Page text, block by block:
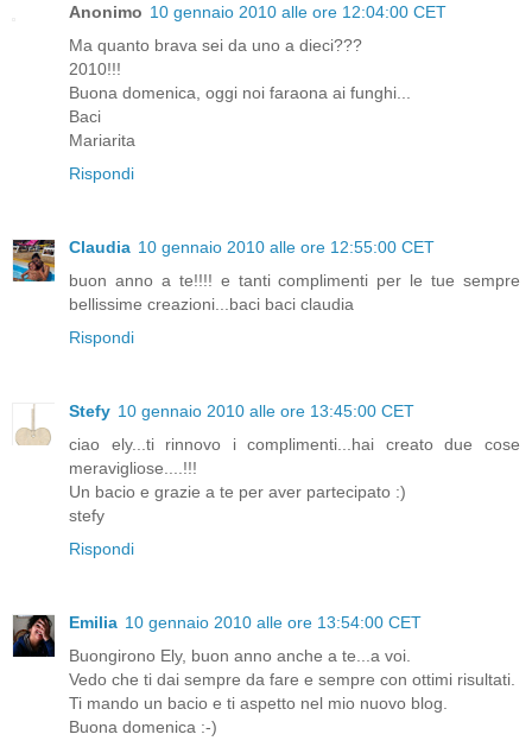
Anonimo 10 gennaio 2010 alle ore 12:04:00 CET
Ma quanto brava sei da uno a dieci???
2010!!!
Buona domenica, oggi noi faraona ai funghi...
Baci
Mariarita
Rispondi
Claudia 10 gennaio 2010 alle ore 12:55:00 CET
buon anno a te!!!! e tanti complimenti per le tue sempre
bellissime creazioni...baci baci claudia
Rispondi
Stefy 10 gennaio 2010 alle ore 13:45:00 CET
ciao ely...ti rinnovo i complimenti...hai creato due cose
meravigliose....!!!
Un bacio e grazie a te per aver partecipato :)
stefy
Rispondi
Emilia 10 gennaio 2010 alle ore 13:54:00 CET
Buongirono Ely, buon anno anche a te...a voi.
Vedo che ti dai sempre da fare e sempre con ottimi risultati.
Ti mando un bacio e ti aspetto nel mio nuovo blog.
Buona domenica :-)